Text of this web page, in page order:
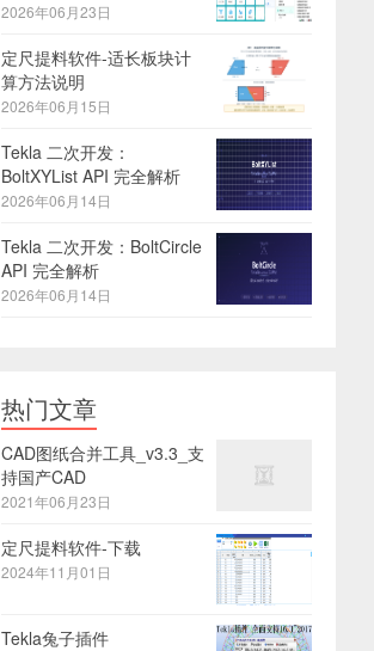
2026年06月23日
定尺提料软件-适长板块计
算方法说明
2026年06月15日
Tekla 二次开发：
BoltXYList API 完全解析
2026年06月14日
Tekla 二次开发：BoltCircle
API 完全解析
2026年06月14日
热门文章
CAD图纸合并工具_v3.3_支
持国产CAD
2021年06月23日
定尺提料软件-下载
2024年11月01日
Tekla兔子插件